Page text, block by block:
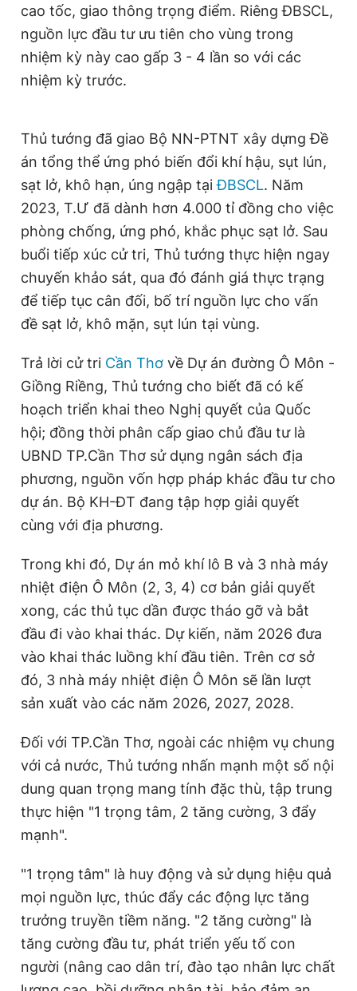
cao tốc, giao thông trọng điểm. Riêng ĐBSCL,
nguồn lực đầu tư ưu tiên cho vùng trong
nhiệm kỳ này cao gấp 3 - 4 lần so với các
nhiệm kỳ trước.
Thủ tướng đã giao Bộ NN-PTNT xây dựng Đề
án tổng thể ứng phó biến đổi khí hậu, sụt lún,
sạt lở, khô hạn, úng ngập tạiĐBSCL. Năm
2023, T.Ư đã dành hơn 4.000 tỉ đồng cho việc
phòng chống, ứng phó, khắc phục sạt lở. Sau
buổi tiếp xúc cử tri, Thủ tướng thực hiện ngay
chuyến khảo sát, qua đó đánh giá thực trạng
để tiếp tục cân đối, bố trí nguồn lực cho vấn
đề sạt lở, khô mặn, sụt lún tại vùng.
Trả lời cử tri Cần Thơ về Dự án đường Ô Môn -
Giồng Riềng, Thủ tướng cho biết đã có kế
hoạch triển khai theo Nghị quyết của Quốc
hội; đồng thời phân cấp giao chủ đầu tư là
UBND TP.Cần Thơ sử dụng ngân sách địa
phương, nguồn vốn hợp pháp khác đầu tư cho
dự án. Bộ KH-ĐT đang tập hợp giải quyết
cùng với địa phương.
Trong khi đó, Dự án mỏ khí lô B và 3 nhà máy
nhiệt điện Ô Môn (2, 3, 4) cơ bản giải quyết
xong, các thủ tục dần được tháo gỡ và bắt
đầu đi vào khai thác. Dự kiến, năm 2026 đưa
vào khai thác luồng khí đầu tiên. Trên cơ sở
đó, 3 nhà máy nhiệt điện Ô Môn sẽ lần lượt
sản xuất vào các năm 2026, 2027, 2028.
Đối với TP.Cần Thơ, ngoài các nhiệm vụ chung
với cả nước, Thủ tướng nhấn mạnh một số nội
dung quan trọng mang tính đặc thù, tập trung
thực hiện "1 trọng tâm, 2 tăng cường, 3 đẩy
mạnh".
"1 trọng tâm" là huy động và sử dụng hiệu quả
mọi nguồn lực, thúc đẩy các động lực tăng
trưởng truyền tiềm năng. "2 tăng cường" là
tăng cường đầu tư, phát triển yếu tố con
người (nâng cao dân trí, đào tạo nhân lực chất